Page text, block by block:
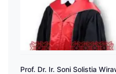
Prof. Dr. Ir. Soni Solistia